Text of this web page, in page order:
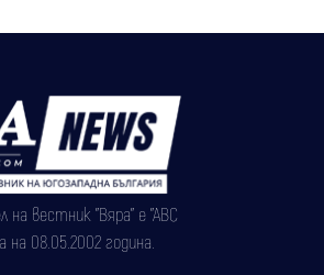
на вестник "Вяра" е "АВС
08.05.2002 година.